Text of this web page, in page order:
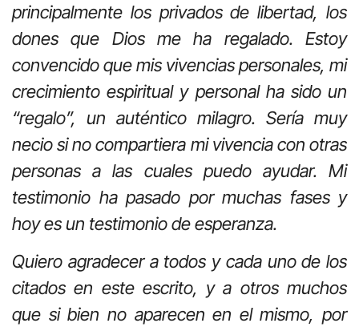
principalmente los privados de libertad, los
dones que Dios me ha regalado. Estoy
convencido que mis vivencias personales, mi
crecimiento espiritual y personal ha sido un
“regalo”, un auténtico milagro. Sería muy
necio si no compartiera mi vivencia con otras
personas a las cuales puedo ayudar. Mi
testimonio ha pasado por muchas fases y
hoy es un testimonio de esperanza.
Quiero agradecer a todos y cada uno de los
citados en este escrito, y a otros muchos
que si bien no aparecen en el mismo, por